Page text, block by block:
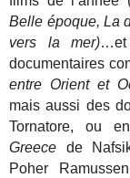
Belle époque, La
vers la mer)…et
documentaires
entre Orient et
mais aussi des
Tornatore, ou
Greece de
Poher